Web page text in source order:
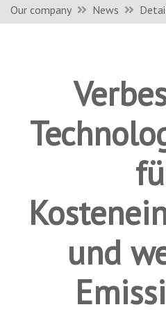
Our company News
und